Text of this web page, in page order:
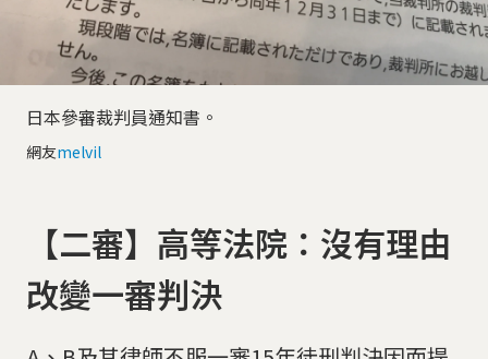
日本參審裁判員通知書。
網友melvil
【二審】高等法院：沒有理由
改變一審判決